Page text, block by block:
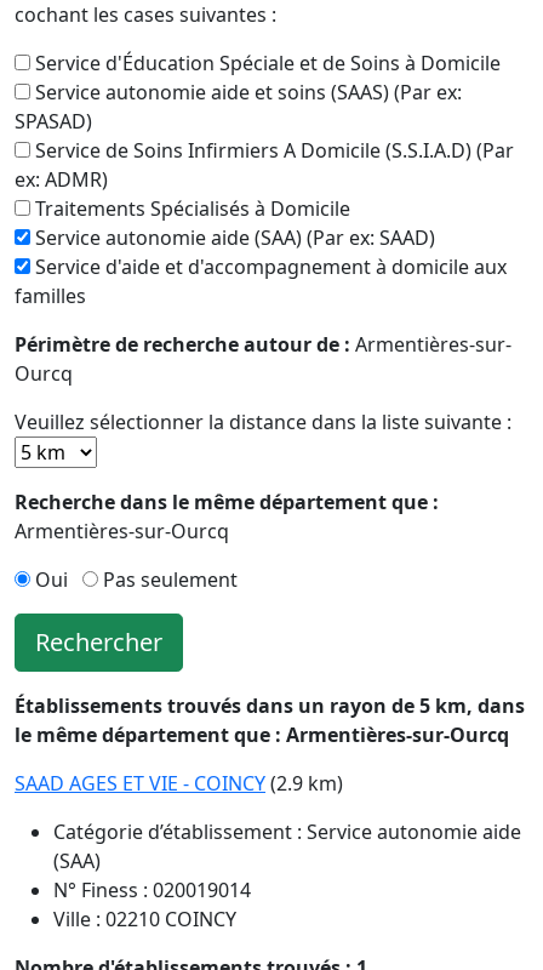
cochant les cases suivantes :
Service d'Éducation Spéciale et de Soins à Domicile
Service autonomie aide et soins (SAAS) (Par ex:
SPASAD)
Service de Soins Infirmiers A Domicile (S.S.I.A.D) (Par
ex: ADMR)
Traitements Spécialisés à Domicile
Service autonomie aide (SAA) (Par ex: SAAD)
Service d'aide et d'accompagnement à domicile aux
familles
Périmètre de recherche autour de : Armentières-sur-
Ourcq
Veuillez sélectionner la distance dans la liste suivante :
Recherche dans le même département que :
Armentières-sur-Ourcq
Oui
Pas seulement
Rechercher
Établissements trouvés dans un rayon de 5 km, dans
le même département que : Armentières-sur-Ourcq
SAAD AGES ET VIE - COINCY(2.9 km)
Catégorie d’établissement : Service autonomie aide
(SAA)
N° Finess : 020019014
Ville : 02210 COINCY